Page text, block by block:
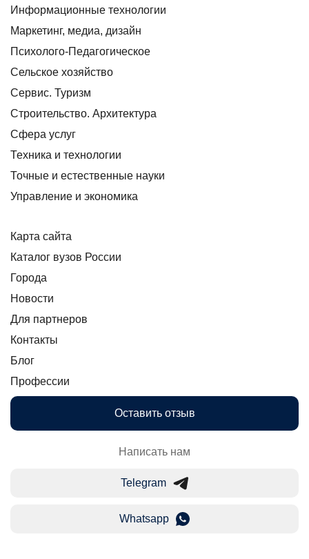
Информационные технологии
Маркетинг, медиа, дизайн
Психолого-Педагогическое
Сельское хозяйство
Сервис. Туризм
Строительство. Архитектура
Сфера услуг
Техника и технологии
Точные и естественные науки
Управление и экономика
Карта сайта
Каталог вузов России
Города
Новости
Для партнеров
Контакты
Блог
Профессии
Оставить отзыв
Написать нам
Telegram
Whatsapp